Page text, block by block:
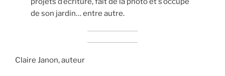
de son jardin… entre autre.
Claire Janon, auteur